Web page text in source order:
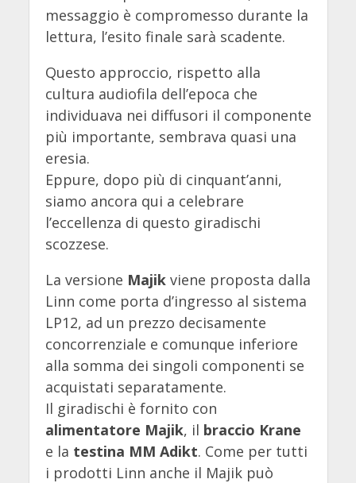
messaggio è compromesso durante la
lettura, l’esito finale sarà scadente.
Questo approccio, rispetto alla
cultura audiofila dell’epoca che
individuava nei diffusori il componente
più importante, sembrava quasi una
eresia.
Eppure, dopo più di cinquant’anni,
siamo ancora qui a celebrare
l’eccellenza di questo giradischi
scozzese.
La versione Majik viene proposta dalla
Linn come porta d’ingresso al sistema
LP12, ad un prezzo decisamente
concorrenziale e comunque inferiore
alla somma dei singoli componenti se
acquistati separatamente.
Il giradischi è fornito con
alimentatore Majik, il braccio Krane
e la testina MM Adikt. Come per tutti
i prodotti Linn anche il Majik può